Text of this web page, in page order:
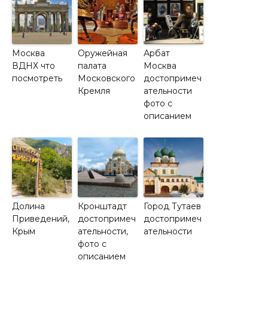
Москва
ВДНХ что
посмотреть
Оружейная
палата
Московского
Кремля
Арбат
Москва
достопримеч
ательности
фото с
описанием
Долина
Приведений,
Крым
Кронштадт
достопримеч
ательности,
фото с
описанием
Город Тутаев
достопримеч
ательности